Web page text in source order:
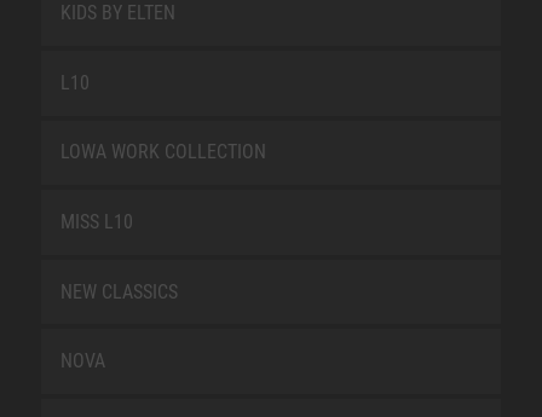
KIDS BY ELTEN
L10
LOWA WORK COLLECTION
MISS L10
NEW CLASSICS
NOVA